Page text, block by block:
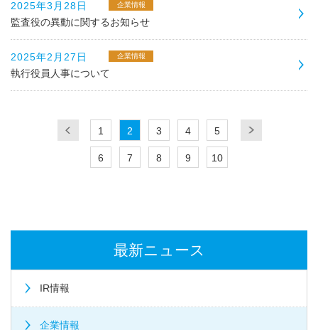
2025年3月28日 企業情報
監査役の異動に関するお知らせ
2025年2月27日 企業情報
執行役員人事について
1 2 3 4 5
6 7 8 9 10
最新ニュース
IR情報
企業情報